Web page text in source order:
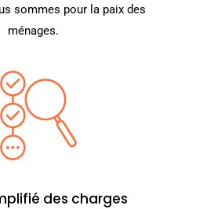
sommes pour la paix des
ménages.
des charges